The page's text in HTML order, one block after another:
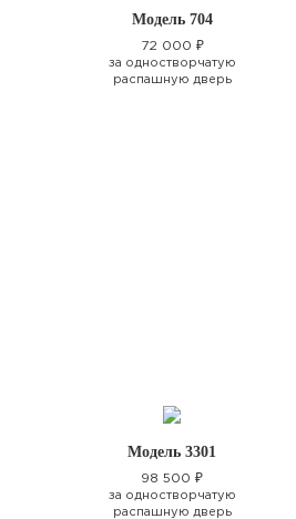
Модель 704
72 000 ₽
за одностворчатую
распашную дверь
Модель 3301
98 500 ₽
за одностворчатую
распашную дверь